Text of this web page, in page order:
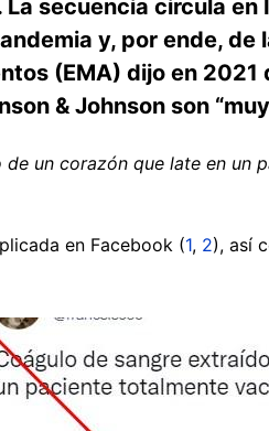
secuencia circula
y, por ende,
(EMA) dijo en
& Johnson son “muy
un corazón que late en un
en Facebook (1, 2), así